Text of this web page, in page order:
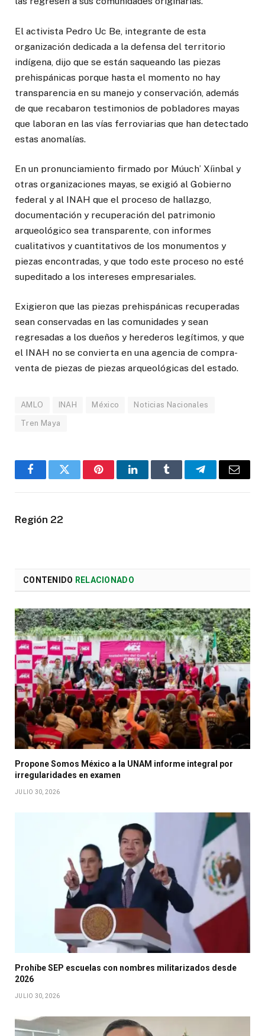
El activista Pedro Uc Be, integrante de esta
organización dedicada a la defensa del territorio
indígena, dijo que se están saqueando las piezas
prehispánicas porque hasta el momento no hay
transparencia en su manejo y conservación, además
de que recabaron testimonios de pobladores mayas
que laboran en las vías ferroviarias que han detectado
estas anomalías.
En un pronunciamiento firmado por Múuch’ Xíinbal y
otras organizaciones mayas, se exigió al Gobierno
federal y al INAH que el proceso de hallazgo,
documentación y recuperación del patrimonio
arqueológico sea transparente, con informes
cualitativos y cuantitativos de los monumentos y
piezas encontradas, y que todo este proceso no esté
supeditado a los intereses empresariales.
Exigieron que las piezas prehispánicas recuperadas
sean conservadas en las comunidades y sean
regresadas a los dueños y herederos legítimos, y que
el INAH no se convierta en una agencia de compra-
venta de piezas de piezas arqueológicas del estado.
AMLO INAH México Noticias Nacionales
Tren Maya
FacebookTwitter PinterestLinkedInTumblr TelegramEmail
Región 22
CONTENIDO RELACIONADO
Propone Somos México a la UNAM informe integral por
irregularidades en examen
JULIO 30, 2026
Prohíbe SEP escuelas con nombres militarizados desde
2026
JULIO 30, 2026